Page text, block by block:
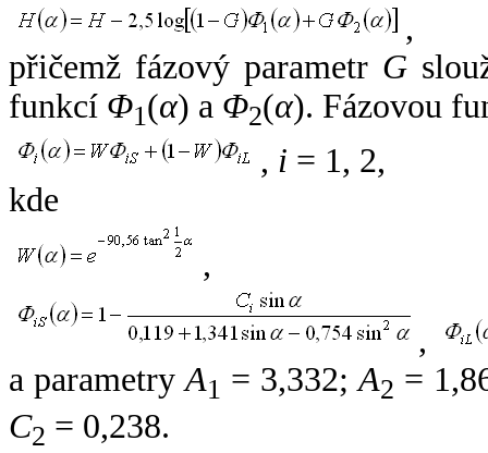
,
přičemž fázový parametr G
funkcí Φ1(α) a Φ2(α). Fázovou
, i = 1, 2,
kde
,
,
a parametryA1 = 3,332;A2 =
C2 = 0,238.